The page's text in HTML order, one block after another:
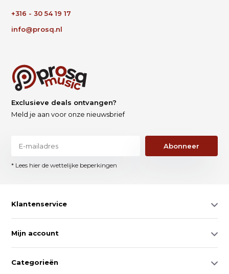
+316 - 30 54 19 17
info@prosq.nl
Exclusieve deals ontvangen?
Meld je aan voor onze nieuwsbrief
Abonneer
* Lees hier de wettelijke beperkingen
Klantenservice
Mijn account
Categorieën